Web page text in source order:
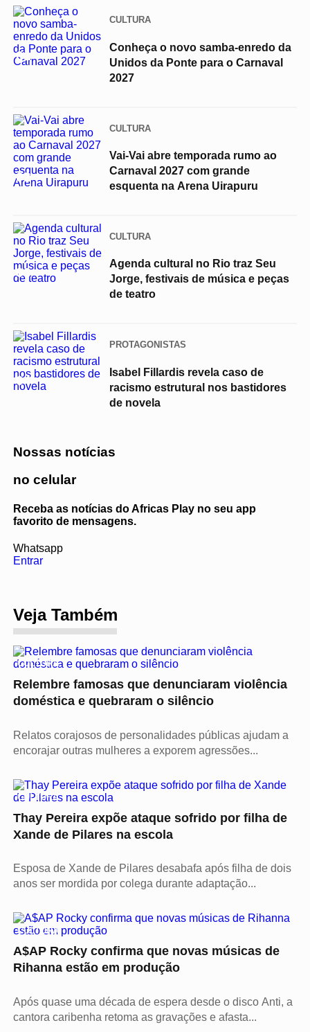
01
CULTURA
Conheça o novo samba-enredo da
Unidos da Ponte para o Carnaval
2027
02
CULTURA
Vai-Vai abre temporada rumo ao
Carnaval 2027 com grande
esquenta na Arena Uirapuru
03
CULTURA
Agenda cultural no Rio traz Seu
Jorge, festivais de música e peças
de teatro
04
PROTAGONISTAS
Isabel Fillardis revela caso de
racismo estrutural nos bastidores
de novela
Nossas notícias
no celular
Receba as notícias do Africas Play no seu app
favorito de mensagens.
Whatsapp
Entrar
Veja Também
CULTURA
Relembre famosas que denunciaram violência
doméstica e quebraram o silêncio
Relatos corajosos de personalidades públicas ajudam a
encorajar outras mulheres a exporem agressões...
CULTURA
Thay Pereira expõe ataque sofrido por filha de
Xande de Pilares na escola
Esposa de Xande de Pilares desabafa após filha de dois
anos ser mordida por colega durante adaptação...
CULTURA
A$AP Rocky confirma que novas músicas de
Rihanna estão em produção
Após quase uma década de espera desde o disco Anti, a
cantora caribenha retoma as gravações e afasta...